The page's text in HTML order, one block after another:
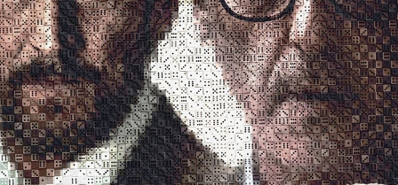
PRATIQUE
RÉSERVATION
PROGRAMME